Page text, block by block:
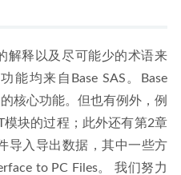
解释以及尽可能少的术语来
能均来自Base SAS。Base
核心功能。但也有例外，例
模块的过程；此外还有第2章
导入导出数据，其中一些方
to PC Files。 我们努力